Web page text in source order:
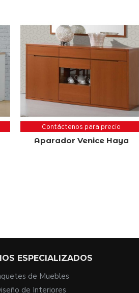
Contáctenos para precio
Aparador Venice Haya
ESPECIALIZADOS
de Muebles
de Interiores